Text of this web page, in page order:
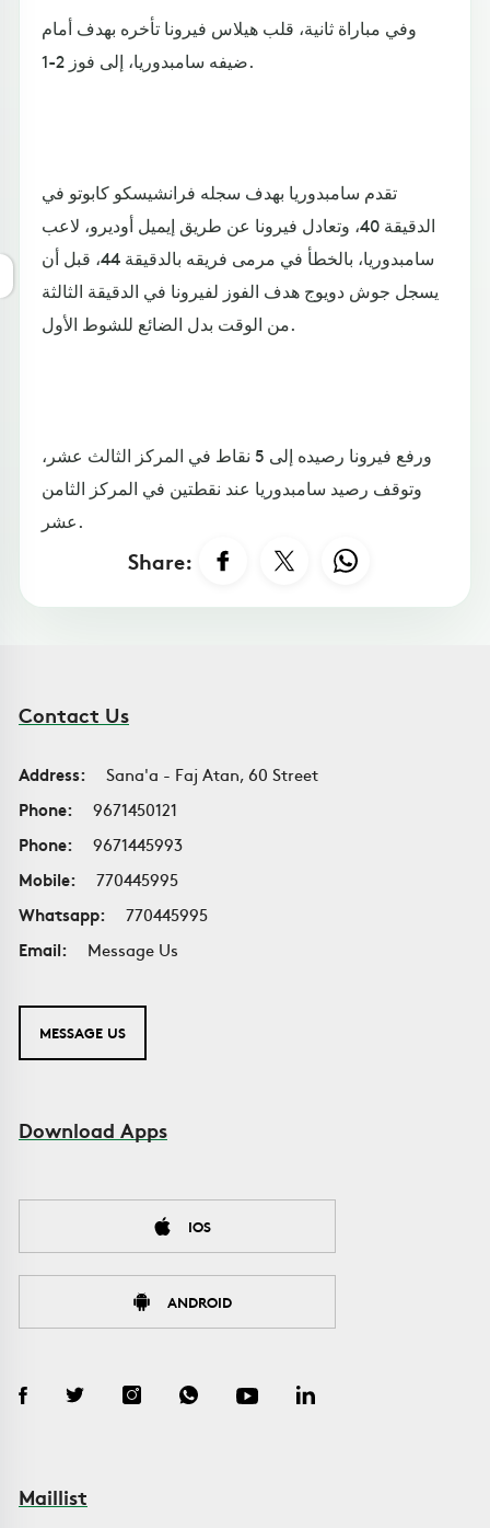
وفي مباراة ثانية، قلب هيلاس فيرونا تأخره بهدف أمام
ضيفه سامبدوريا، إلى فوز 2-1.
تقدم سامبدوريا بهدف سجله فرانشيسكو كابوتو في
الدقيقة 40، وتعادل فيرونا عن طريق إيميل أوديرو، لاعب
سامبدوريا، بالخطأ في مرمى فريقه بالدقيقة 44، قبل أن
يسجل جوش دويوج هدف الفوز لفيرونا في الدقيقة الثالثة
من الوقت بدل الضائع للشوط الأول.
ورفع فيرونا رصيده إلى 5 نقاط في المركز الثالث عشر،
وتوقف رصيد سامبدوريا عند نقطتين في المركز الثامن
عشر.
Share:
Contact Us
Address:
Sana'a - Faj Atan, 60 Street
Phone:
9671450121
Phone:
9671445993
Mobile:
770445995
Whatsapp:
770445995
Email:
Message Us
MESSAGE US
Download Apps
IOS
ANDROID
Maillist